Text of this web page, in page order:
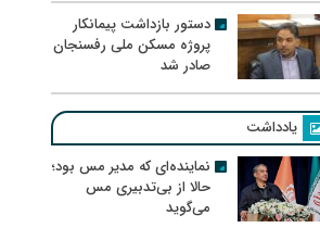
دستور بازداشت پیمانکار
پروژه مسکن ملی رفسنجان
صادر شد
یادداشت
نماینده‌ای که مدیر مس بود؛
حالا از بی‌تدبیری مس
می‌گوید